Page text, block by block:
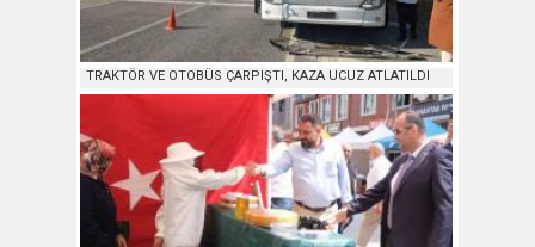
TRAKTÖR VE OTOBÜS ÇARPIŞTI, KAZA UCUZ ATLATILDI